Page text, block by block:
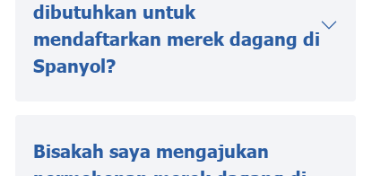
dibutuhkan untuk
mendaftarkan merek dagang di
Spanyol?
Bisakah saya mengajukan